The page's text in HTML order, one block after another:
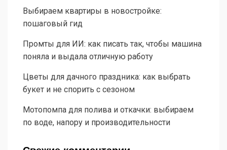
Выбираем квартиры в новостройке:
пошаговый гид
Промты для ИИ: как писать так, чтобы машина
поняла и выдала отличную работу
Цветы для дачного праздника: как выбрать
букет и не спорить с сезоном
Мотопомпа для полива и откачки: выбираем
по воде, напору и производительности